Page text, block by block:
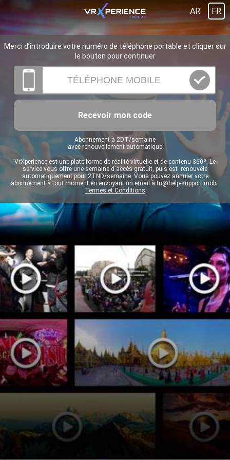
AR FR
Merci d’introduire votre numéro de téléphone portable et cliquer sur
le bouton pour continuer
Recevoir mon code
Abonnement à 2DT/semaine
avec renouvellement automatique
VrXperience est une plate-forme de réalité virtuelle et de contenu 360º. Le
service vous offre une semaine d'accès gratuit, puis est renouvelé
automatiquement pour 2TND/semaine. Vous pouvez annuler votre
abonnement à tout moment en envoyant un email àtn@help-support.mobi
Termes et Conditions